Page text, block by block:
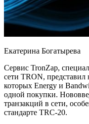
Екатерина Богатырева
Сервис TronZap,
сети TRON,
которых Energy и
одной покупки.
транзакций в сети,
стандарте TRC-20.